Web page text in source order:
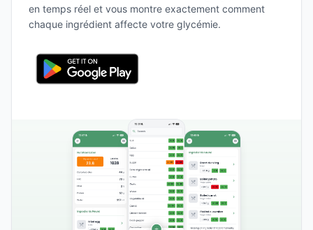
en temps réel et vous montre exactement comment
chaque ingrédient affecte votre glycémie.